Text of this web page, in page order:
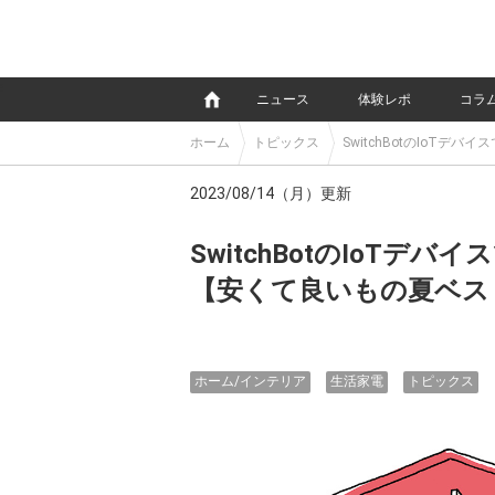
ニュース 体験レポ コラ
ホーム トピックス SwitchBotのIoTデバイス
2023/08/14（月）更新
SwitchBotのIoTデバイ
【安くて良いもの夏ベ
ホーム/インテリア 生活家電 トピックス